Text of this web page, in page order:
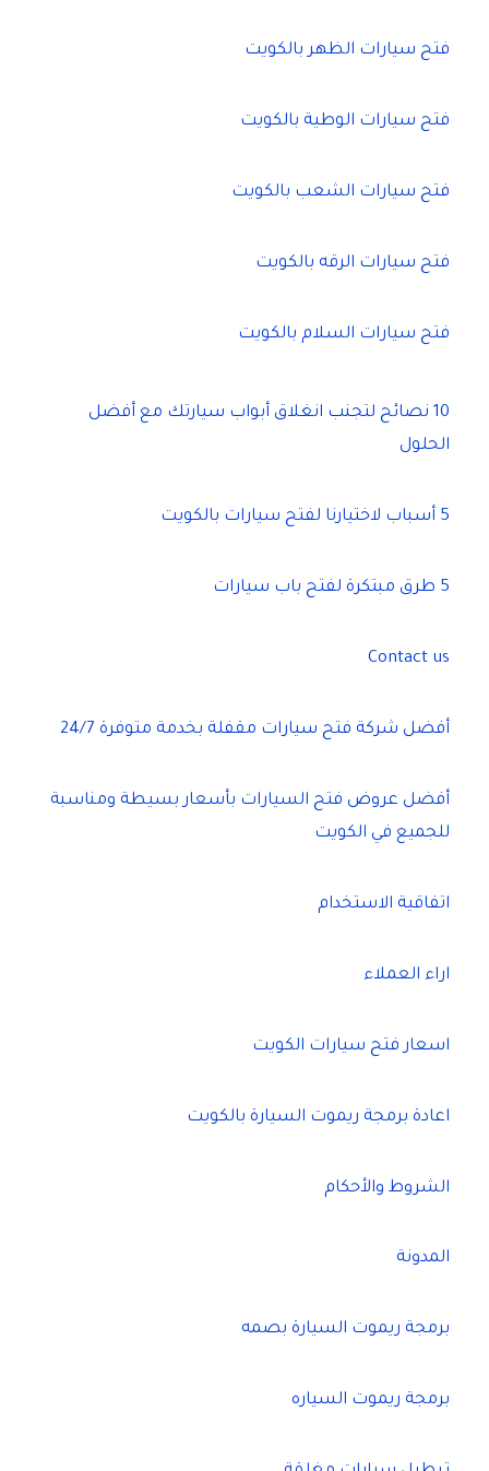
فتح سيارات الظهر بالكويت
فتح سيارات الوطية بالكويت
فتح سيارات الشعب بالكويت
فتح سيارات الرقه بالكويت
فتح سيارات السلام بالكويت
10 نصائح لتجنب انغلاق أبواب سيارتك مع أفضل
الحلول
5 أسباب لاختيارنا لفتح سيارات بالكويت
5 طرق مبتكرة لفتح باب سيارات
Contact us
أفضل شركة فتح سيارات مقفلة بخدمة متوفرة 24/7
أفضل عروض فتح السيارات بأسعار بسيطة ومناسبة
للجميع في الكويت
اتفاقية الاستخدام
اراء العملاء
اسعار فتح سيارات الكويت
اعادة برمجة ريموت السيارة بالكويت
الشروط والأحكام
المدونة
برمجة ريموت السيارة بصمه
برمجة ريموت السياره